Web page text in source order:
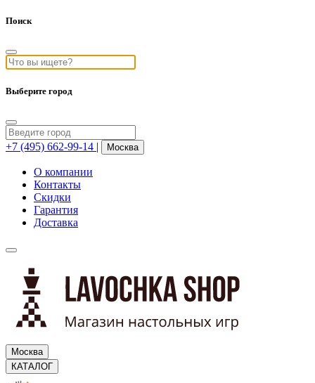
Поиск
Выберите город
+7 (495) 662-99-14 | Москва
О компании
Контакты
Скидки
Гарантия
Доставка
Москва
КАТАЛОГ